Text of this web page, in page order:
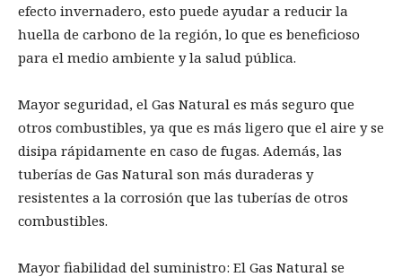
efecto invernadero, esto puede ayudar a reducir la
huella de carbono de la región, lo que es beneficioso
para el medio ambiente y la salud pública.
Mayor seguridad, el Gas Natural es más seguro que
otros combustibles, ya que es más ligero que el aire y se
disipa rápidamente en caso de fugas. Además, las
tuberías de Gas Natural son más duraderas y
resistentes a la corrosión que las tuberías de otros
combustibles.
Mayor fiabilidad del suministro: El Gas Natural se